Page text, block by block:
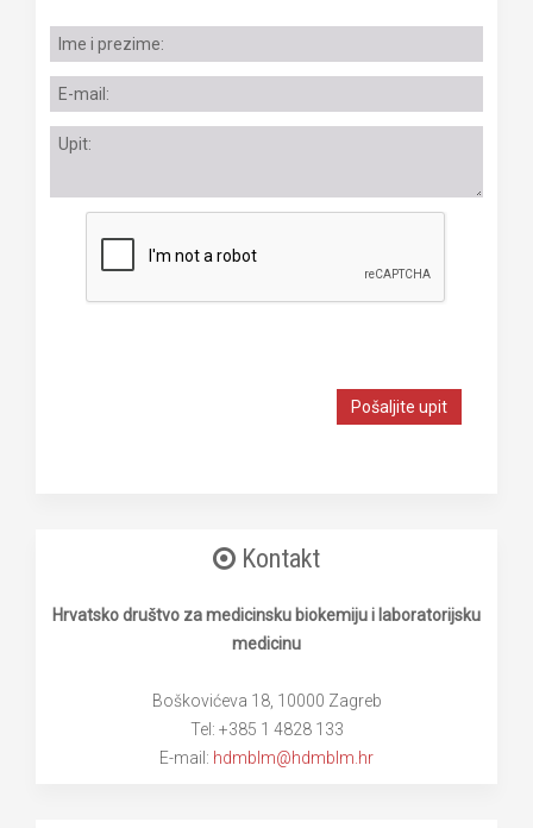
Pošaljite upit
Kontakt
Hrvatsko društvo za medicinsku biokemiju i laboratorijsku
medicinu
Boškovićeva 18, 10000 Zagreb
Tel: +385 1 4828 133
E-mail: hdmblm@hdmblm.hr